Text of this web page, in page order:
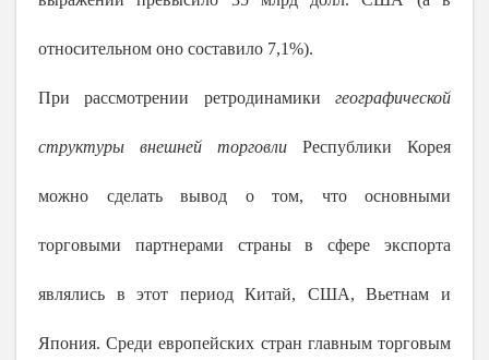
относительном оно составило 7,1%).
При рассмотрении ретродинамики географической
структуры внешней торговли Республики Корея
можно сделать вывод о том, что основными
торговыми партнерами страны в сфере экспорта
являлись в этот период Китай, США, Вьетнам и
Япония. Среди европейских стран главным торговым